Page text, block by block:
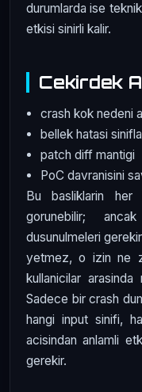
durumlarda ise
etkisi sinirli kalir.
Cekirdek
crash kok nedeni
bellek hatasi
patch diff mantigi
PoC davranisini
Bu basliklarin
gorunebilir;
dusunulmeleri
yetmez, o izin ne
kullanicilar
Sadece bir crash
hangi input sinifi,
acisindan anlamli
gerekir.